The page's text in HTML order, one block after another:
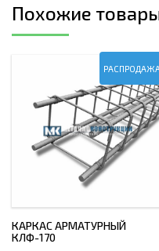
Похожие
КАРКАС АРМАТУРНЫЙ
КЛФ-170